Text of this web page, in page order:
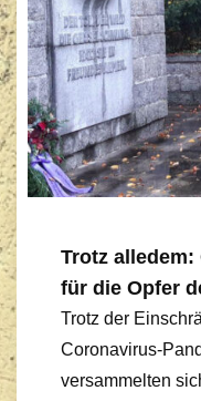
Trotz
für die Opfer
Trotz der
Coronavirus-
versammelten